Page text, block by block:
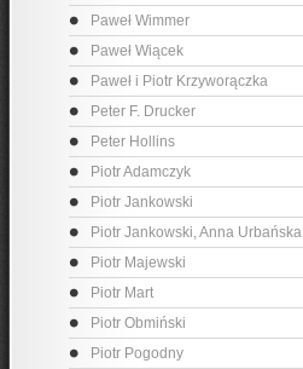
Paweł Wimmer
Paweł Wiącek
Paweł i Piotr Krzyworączka
Peter F. Drucker
Peter Hollins
Piotr Adamczyk
Piotr Jankowski
Piotr Jankowski, Anna Urbańska
Piotr Majewski
Piotr Mart
Piotr Obmiński
Piotr Pogodny